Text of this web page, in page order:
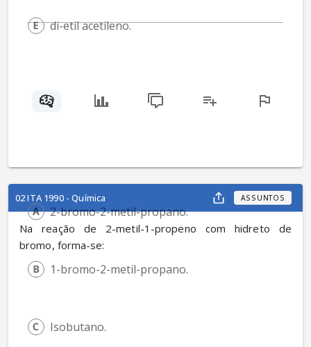
di-etil acetileno.
02 ITA 1990 - Química ASSUNTOS
Na reação de 2-metil-1-propeno com hidreto de
bromo, forma-se:
2-bromo-2-metil-propano.
1-bromo-2-metil-propano.
Isobutano.